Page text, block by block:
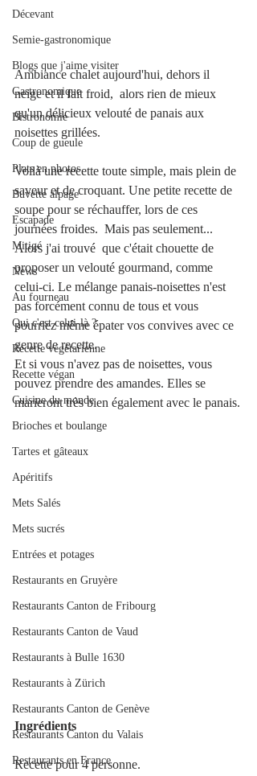
Décevant
Semie-gastronomique
Blogs que j'aime visiter
Gastronomique
Bistronomie
Coup de gueule
Plats en photos
Buvette alpage
Escapade
Mitigé
News
Au fourneau
Qui c'est celui-là ?
Recette végétarienne
Recette végan
Cuisine du monde
Brioches et boulange
Tartes et gâteaux
Apéritifs
Mets Salés
Mets sucrés
Entrées et potages
Restaurants en Gruyère
Restaurants Canton de Fribourg
Restaurants Canton de Vaud
Restaurants à Bulle 1630
Restaurants à Zürich
Restaurants Canton de Genève
Restaurants Canton du Valais
Restaurants en France
Ambiance chalet aujourd'hui, dehors il
neige et il fait froid,  alors rien de mieux
qu'un délicieux velouté de panais aux
noisettes grillées.
Voilà une recette toute simple, mais plein de
saveur et de croquant. Une petite recette de
soupe pour se réchauffer, lors de ces
journées froides.  Mais pas seulement...
Alors j'ai trouvé  que c'était chouette de
proposer un velouté gourmand, comme
celui-ci. Le mélange panais-noisettes n'est
pas forcément connu de tous et vous
pourriez même épater vos convives avec ce
genre de recette.
Et si vous n'avez pas de noisettes, vous
pouvez prendre des amandes. Elles se
marieront très bien également avec le panais.
Ingrédients
Recette pour 4 personne.